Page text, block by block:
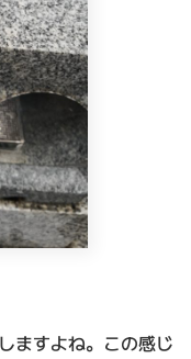
ますよね。この感じ